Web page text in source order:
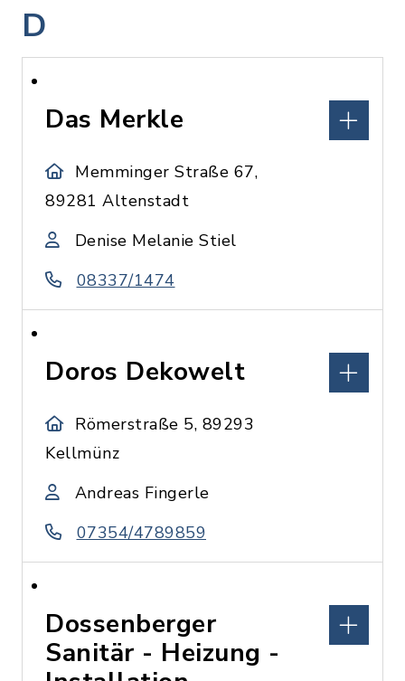
D
Das Merkle
Memminger Straße 67,
89281 Altenstadt
Denise Melanie Stiel
08337/1474
Doros Dekowelt
Römerstraße 5, 89293
Kellmünz
Andreas Fingerle
07354/4789859
Dossenberger
Sanitär - Heizung -